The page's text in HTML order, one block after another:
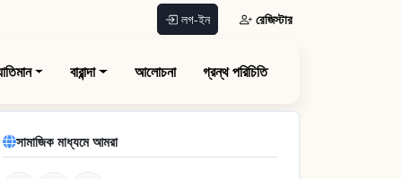
লগ-ইন রেজিস্টার
বারান্দা আলোচনা গ্রন্থ পরিচিতি
সামাজিক মাধ্যমে আমরা